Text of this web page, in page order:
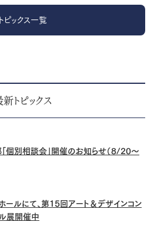
トピックス一覧
新トピックス
個別相談会」開催のお知らせ（8/20～
ルにて、第15回アート＆デザインコン
展開催中